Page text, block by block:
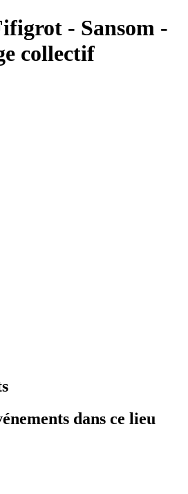
- Sansom -
collectif
dans ce lieu